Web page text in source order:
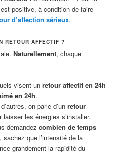
positive, à condition de faire
d’affection sérieux.
RETOUR AFFECTIF ?
Naturellement, chaque
visent un retour affectif en 24h
en 24h.
on parle d’un retour
laisser les énergies s’installer.
demandez combien de temps
, sachez que l’intensité de la
grandement la rapidité du